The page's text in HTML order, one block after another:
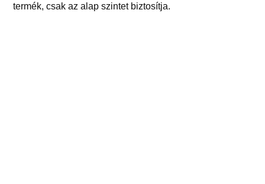
termék, csak az alap szintet biztosítja.